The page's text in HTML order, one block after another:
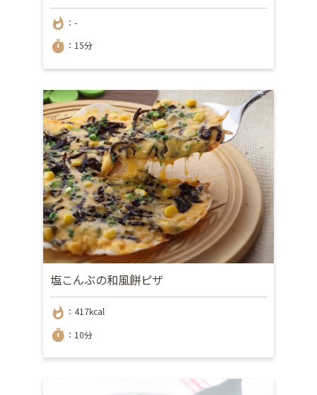
whatshot ：-
timer ：15分
塩こんぶの和風餅ピザ
whatshot ：417kcal
timer ：10分